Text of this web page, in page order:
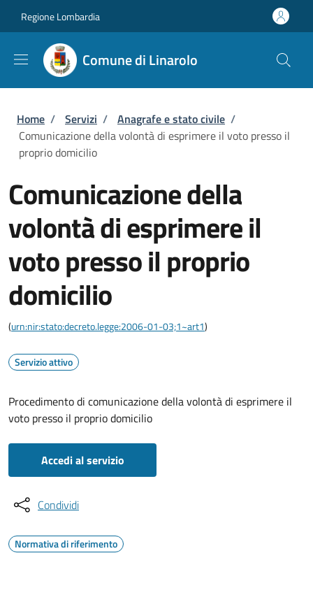
Regione Lombardia
Comune di Linarolo
Briciole di pane
Home / Servizi / Anagrafe e stato civile /
Comunicazione della volontà di esprimere il voto presso il
proprio domicilio
Comunicazione della
volontà di esprimere il
voto presso il proprio
domicilio
(urn:nir:stato:decreto.legge:2006-01-03;1~art1)
Servizio attivo
Procedimento di comunicazione della volontà di esprimere il
voto presso il proprio domicilio
Accedi al servizio
Condividi
Normativa di riferimento